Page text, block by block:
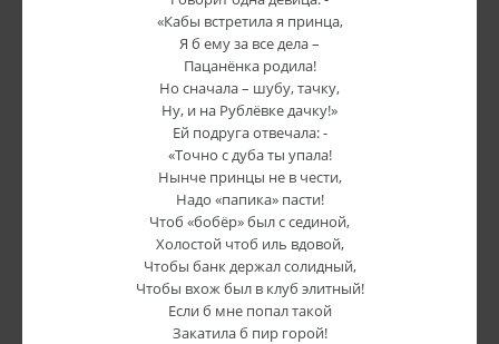
«Кабы встретила я принца,
Я б ему за все дела –
Пацанёнка родила!
Но сначала – шубу, тачку,
Ну, и на Рублёвке дачку!»
Ей подруга отвечала: -
«Точно с дуба ты упала!
Нынче принцы не в чести,
Надо «папика» пасти!
Чтоб «бобёр» был с сединой,
Холостой чтоб иль вдовой,
Чтобы банк держал солидный,
Чтобы вхож был в клуб элитный!
Если б мне попал такой
Закатила б пир горой!